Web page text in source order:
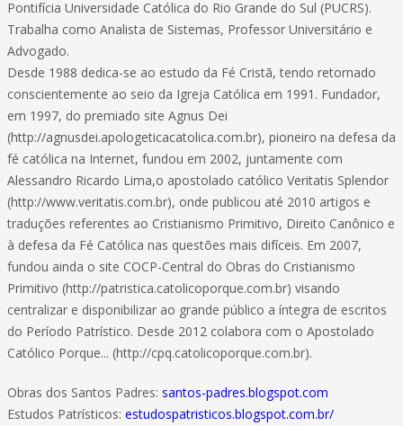
Pontifícia Universidade Católica do Rio Grande do Sul (PUCRS).
Trabalha como Analista de Sistemas, Professor Universitário e
Advogado.
Desde 1988 dedica-se ao estudo da Fé Cristã, tendo retornado
conscientemente ao seio da Igreja Católica em 1991. Fundador,
em 1997, do premiado site Agnus Dei
(http://agnusdei.apologeticacatolica.com.br), pioneiro na defesa da
fé católica na Internet, fundou em 2002, juntamente com
Alessandro Ricardo Lima,o apostolado católico Veritatis Splendor
(http://www.veritatis.com.br), onde publicou até 2010 artigos e
traduções referentes ao Cristianismo Primitivo, Direito Canônico e
à defesa da Fé Católica nas questões mais difíceis. Em 2007,
fundou ainda o site COCP-Central do Obras do Cristianismo
Primitivo (http://patristica.catolicoporque.com.br) visando
centralizar e disponibilizar ao grande público a íntegra de escritos
do Período Patrístico. Desde 2012 colabora com o Apostolado
Católico Porque... (http://cpq.catolicoporque.com.br).
Obras dos Santos Padres: santos-padres.blogspot.com
Estudos Patrísticos: estudospatristicos.blogspot.com.br/